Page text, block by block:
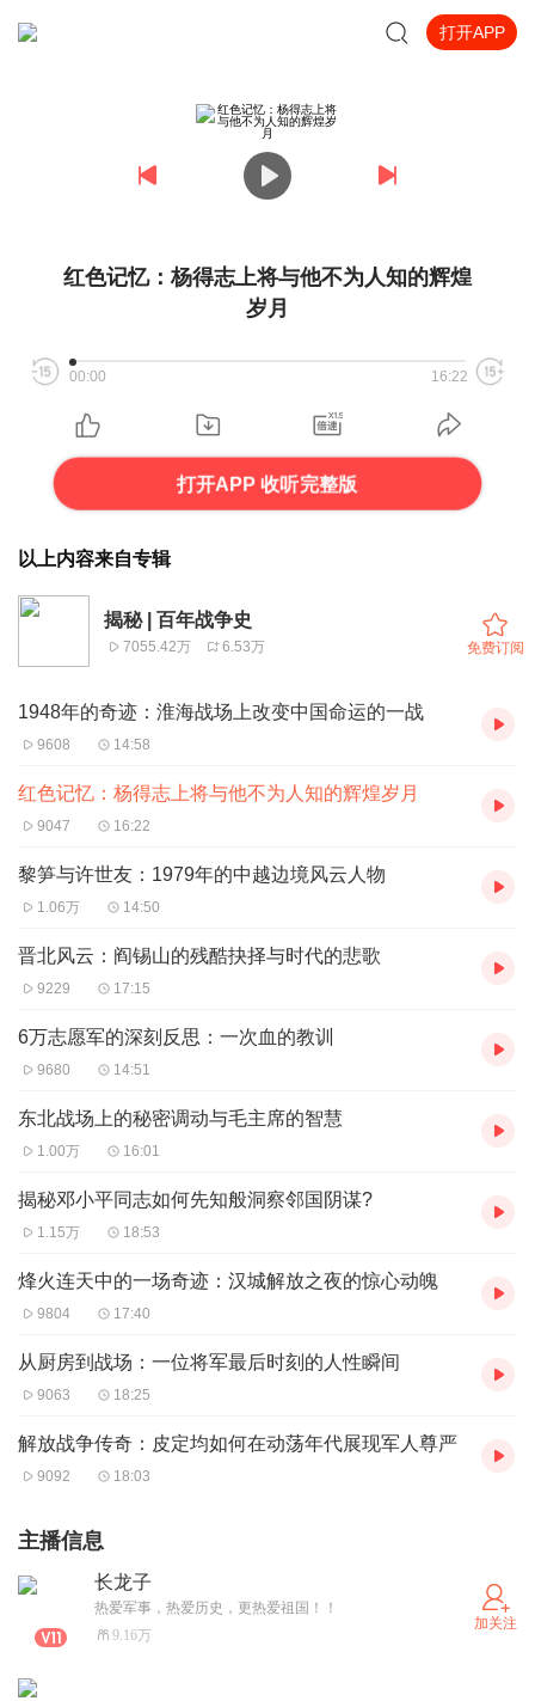
打开APP
红色记忆：杨得志上将与他不为人知的辉煌
岁月
00:00 16:22
打开APP 收听完整版
以上内容来自专辑
揭秘 | 百年战争史
7055.42万 6.53万 免费订阅
1948年的奇迹：淮海战场上改变中国命运的一战
9608 14:58
红色记忆：杨得志上将与他不为人知的辉煌岁月
9047 16:22
黎笋与许世友：1979年的中越边境风云人物
1.06万 14:50
晋北风云：阎锡山的残酷抉择与时代的悲歌
9229 17:15
6万志愿军的深刻反思：一次血的教训
9680 14:51
东北战场上的秘密调动与毛主席的智慧
1.00万 16:01
揭秘邓小平同志如何先知般洞察邻国阴谋?
1.15万 18:53
烽火连天中的一场奇迹：汉城解放之夜的惊心动魄
9804 17:40
从厨房到战场：一位将军最后时刻的人性瞬间
9063 18:25
解放战争传奇：皮定均如何在动荡年代展现军人尊严
9092 18:03
主播信息
长龙子
热爱军事，热爱历史，更热爱祖国！！
9.16万
加关注